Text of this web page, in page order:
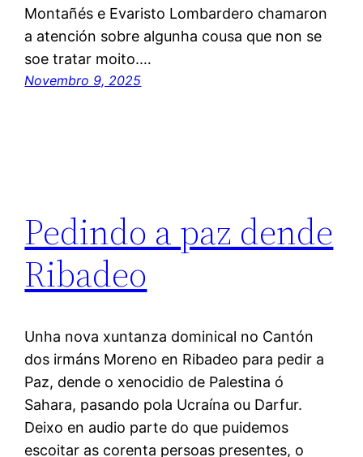
Montañés e Evaristo Lombardero chamaron
a atención sobre algunha cousa que non se
soe tratar moito.…
Novembro 9, 2025
Pedindo a paz dende
Ribadeo
Unha nova xuntanza dominical no Cantón
dos irmáns Moreno en Ribadeo para pedir a
Paz, dende o xenocidio de Palestina ó
Sahara, pasando pola Ucraína ou Darfur.
Deixo en audio parte do que puidemos
escoitar as corenta persoas presentes, o